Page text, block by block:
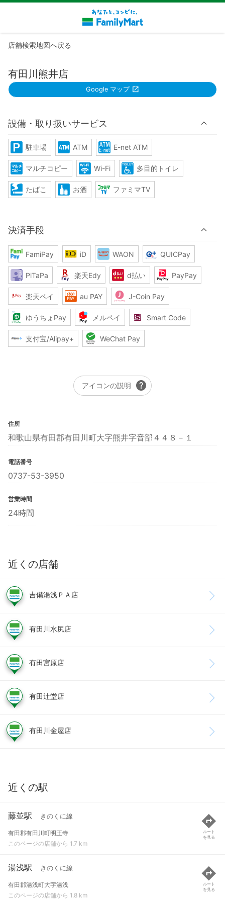
店舗検索地図へ戻る
有田川熊井店
Google マップ
設備・取り扱いサービス
駐車場 ATM E-net ATM
マルチコピー Wi-Fi 多目的トイレ
たばこ お酒 ファミマTV
決済手段
FamiPay iD WAON QUICPay
PiTaPa 楽天Edy d払い PayPay
楽天ペイ au PAY J-Coin Pay
ゆうちょPay メルペイ Smart Code
支付宝/Alipay+ WeChat Pay
アイコンの説明 help
住所
和歌山県有田郡有田川町大字熊井字音部４４８－１
電話番号
0737-53-3950
営業時間
24時間
近くの店舗
吉備湯浅ＰＡ店
有田川水尻店
有田宮原店
有田辻堂店
有田川金屋店
近くの駅
藤並駅 きのくに線
有田郡有田川町明王寺
このページの店舗から 1.7 km
ルート
を見る
湯浅駅 きのくに線
有田郡湯浅町大字湯浅
このページの店舗から 1.8 km
ルート
を見る